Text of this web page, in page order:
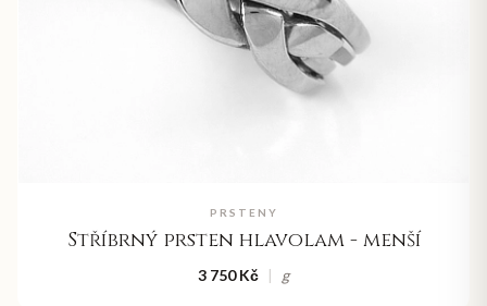
PRSTENY
Stříbrný prsten hlavolam - menší
3 750 Kč | g